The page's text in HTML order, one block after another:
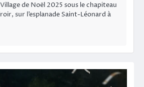
de Noël 2025 sous le chapiteau
sur l’esplanade Saint-Léonard à